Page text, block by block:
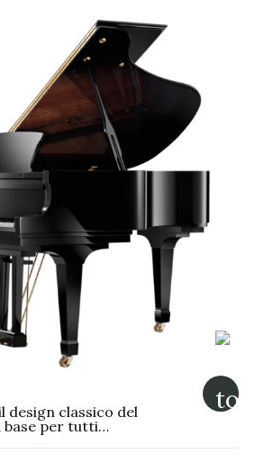
design classico del
base per tutti…